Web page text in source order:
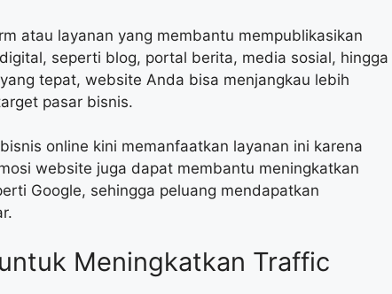
atau layanan yang membantu mempublikasikan
seperti blog, portal berita, media sosial, hingga
tepat, website Anda bisa menjangkau lebih
pasar bisnis.
online kini memanfaatkan layanan ini karena
website juga dapat membantu meningkatkan
Google, sehingga peluang mendapatkan
Meningkatkan Traffic